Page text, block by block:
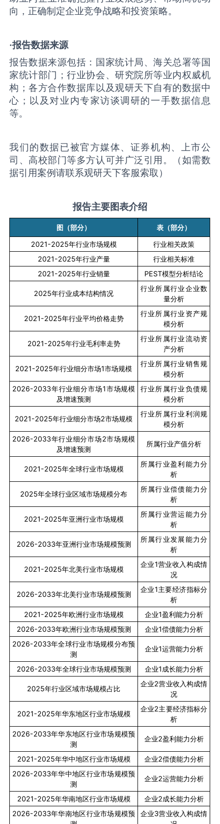
向，正确制定企业竞争战略和投资策略。
·报告数据来源
报告数据来源包括：国家统计局、海关总署等国
家统计部门；行业协会、研究院所等业内权威机
构；各方合作数据库以及观研天下自有的数据中
心；以及对业内专家访谈调研的一手数据信息
等。
我们的数据已被官方媒体、证券机构、上市公
司、高校部门等多方认可并广泛引用。（如需数
据引用案例请联系观研天下客服索取）
报告主要图表介绍
图（部分）
表（部分）
2021-2025年行业市场规模
行业相关政策
2021-2025年行业产量
行业相关标准
2021-2025年行业销量 PEST模型分析结论
2025年行业成本结构情况
行业所属行业企业数
量分析
2021-2025年行业平均价格走势
行业所属行业资产规
模分析
2021-2025年行业毛利率走势
行业所属行业流动资
产分析
2021-2025年行业细分市场1市场规模
行业所属行业销售规
模分析
2026-2033年行业细分市场1市场规模
及增速预测
行业所属行业负债规
模分析
2021-2025年行业细分市场2市场规模
行业所属行业利润规
模分析
2026-2033年行业细分市场2市场规模
及增速预测
所属行业产值分析
2021-2025年全球行业市场规模
所属行业盈利能力分
析
2025年全球行业区域市场规模分布
所属行业偿债能力分
析
2021-2025年亚洲行业市场规模
所属行业营运能力分
析
2026-2033年亚洲行业市场规模预测
所属行业发展能力分
析
2021-2025年北美行业市场规模
企业1营业收入构成情
况
2026-2033年北美行业市场规模预测
企业1主要经济指标分
析
2021-2025年欧洲行业市场规模 企业1盈利能力分析
2026-2033年欧洲行业市场规模预测 企业1偿债能力分析
2026-2033年全球行业市场规模分布预
测
企业1运营能力分析
2026-2033年全球行业市场规模预测 企业1成长能力分析
2025年行业区域市场规模占比
企业2营业收入构成情
况
2021-2025年华东地区行业市场规模
企业2主要经济指标分
析
2026-2033年华东地区行业市场规模预
测
企业2盈利能力分析
2021-2025年华中地区行业市场规模 企业2偿债能力分析
2026-2033年华中地区行业市场规模预
测
企业2运营能力分析
2021-2025年华南地区行业市场规模 企业2成长能力分析
2026-2033年华南地区行业市场规模预
企业3营业收入构成情